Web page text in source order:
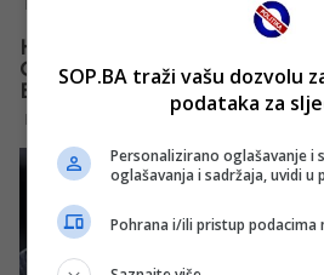
SOP.BA traži vašu dozvolu
podataka za
Personalizirano oglašavanje i
oglašavanja i sadržaja, uvidi u
Pohrana i/ili pristup podacima